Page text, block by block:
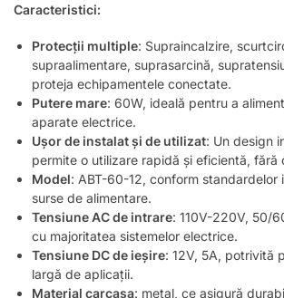
Caracteristici:
Protecții multiple: Supraincalzire,
supraalimentare, suprasarcină,
proteja echipamentele conectate.
Putere mare: 60W, ideală pentru a
aparate electrice.
Ușor de instalat și de utilizat: Un design
permite o utilizare rapidă și eficientă, fără
Model: ABT-60-12, conform standardelor
surse de alimentare.
Tensiune AC de intrare: 110V-220V, 50/
cu majoritatea sistemelor electrice.
Tensiune DC de ieșire: 12V, 5A, potrivită
largă de aplicații.
Material carcasa: metal, ce asigură